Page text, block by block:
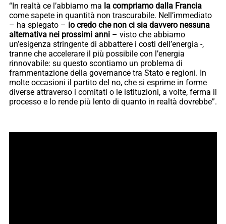
“In realtà ce l’abbiamo ma la compriamo dalla Francia
come sapete in quantità non trascurabile. Nell’immediato
– ha spiegato – io credo che non ci sia davvero nessuna
alternativa nei prossimi anni – visto che abbiamo
un’esigenza stringente di abbattere i costi dell’energia -,
tranne che accelerare il più possibile con l’energia
rinnovabile: su questo scontiamo un problema di
frammentazione della governance tra Stato e regioni. In
molte occasioni il partito del no, che si esprime in forme
diverse attraverso i comitati o le istituzioni, a volte, ferma il
processo e lo rende più lento di quanto in realtà dovrebbe”.